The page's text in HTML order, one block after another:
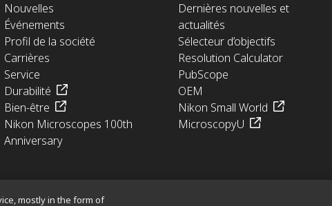
Nouvelles
Événements
Profil de la société
Carrières
Service
Durabilité
Bien-être
Nikon Microscopes 100th
Anniversary
Dernières nouvelles et
actualités
Sélecteur d’objectifs
Resolution Calculator
PubScope
OEM
Nikon Small World
MicroscopyU
mostly in the form of